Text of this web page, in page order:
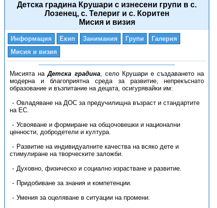
Детска градина Крушари с изнесени групи в с.
Лозенец, с. Телериг и с. Коритен
Мисия и визия
Информация Екип Занимания Групи
Галерия
Мисия и визия
Мисията наДетска градина, село Крушари е създаването на
модерна и благоприятна среда за развитие, непрекъснато
образование и възпитание на децата, осигурявайки им:
Овладяване на ДОС за предучилищна възраст и стандартите
на ЕС.
Усвояване и формиране на общочовешки и национални
ценности, добродетели и култура.
Развитие на индивидуалните качества на всяко дете и
стимулиране на творческите заложби.
Духовно, физическо и социално израстване и развитие.
Придобиване за знания и компетенции.
Умения за оцеляване в ситуации на промени.